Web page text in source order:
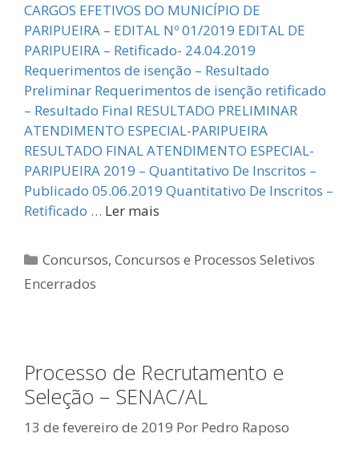
CARGOS EFETIVOS DO MUNICÍPIO DE
PARIPUEIRA – EDITAL Nº 01/2019 EDITAL DE
PARIPUEIRA – Retificado- 24.04.2019
Requerimentos de isenção – Resultado
Preliminar Requerimentos de isenção retificado
– Resultado Final RESULTADO PRELIMINAR
ATENDIMENTO ESPECIAL-PARIPUEIRA
RESULTADO FINAL ATENDIMENTO ESPECIAL-
PARIPUEIRA 2019 – Quantitativo De Inscritos –
Publicado 05.06.2019 Quantitativo De Inscritos –
Retificado … Ler mais
Categorias
Concursos,Concursos e Processos Seletivos
Encerrados
Processo de Recrutamento e
Seleção – SENAC/AL
13 de fevereiro de 2019 Por Pedro Raposo